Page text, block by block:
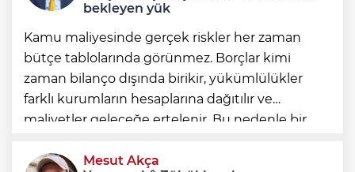
bekleyen yük
Kamu maliyesinde gerçek riskler her zaman
bütçe tablolarında görünmez. Borçlar kimi
zaman bilanço dışında birikir, yükümlülükler
farklı kurumların hesaplarına dağıtılır ve
maliyetler geleceğe ertelenir. Bu nedenle bir
yalnızca bütçe açığına veya resmi borç stok
Mesut Akça